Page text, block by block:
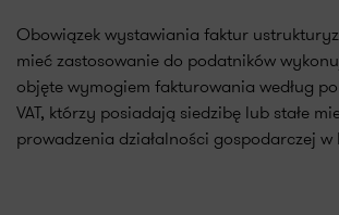
Obowiązek wystawiania faktur
mieć zastosowanie do podatników
objęte wymogiem fakturowania według
VAT, którzy posiadają siedzibę lub stałe
prowadzenia działalności gospodarczej w